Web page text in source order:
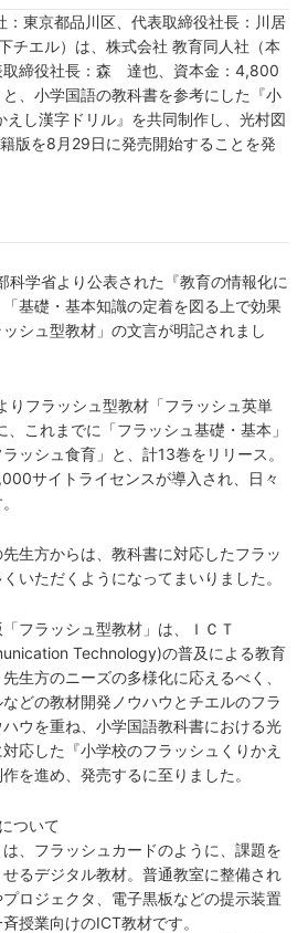
東京都品川区、代表取締役社長：川居
チエル）は、株式会社 教育同人社（本
取締役社長：森 達也、資本金：4,800
、小学国語の教科書を参考にした『小
えし漢字ドリル』を共同制作し、光村図
版を8月29日に発売開始することを発
学省より公表された『教育の情報化に
基礎・基本知識の定着を図る上で効果
シュ型教材」の文言が明記されまし
フラッシュ型教材「フラッシュ英単
これまでに「フラッシュ基礎・基本」
ッシュ食育」と、計13巻をリリース。
サイトライセンスが導入され、日々
生方からは、教科書に対応したフラッ
いただくようになってまいりました。
フラッシュ型教材」は、ＩＣＴ
Technology)の普及による教育
生方のニーズの多様化に応えるべく、
どの教材開発ノウハウとチエルのフラ
ウを重ね、小学国語教科書における光
応した『小学校のフラッシュくりかえ
を進め、発売するに至りました。
ついて
は、フラッシュカードのように、課題を
るデジタル教材。普通教室に整備され
ロジェクタ、電子黒板などの提示装置
授業向けのICT教材です。